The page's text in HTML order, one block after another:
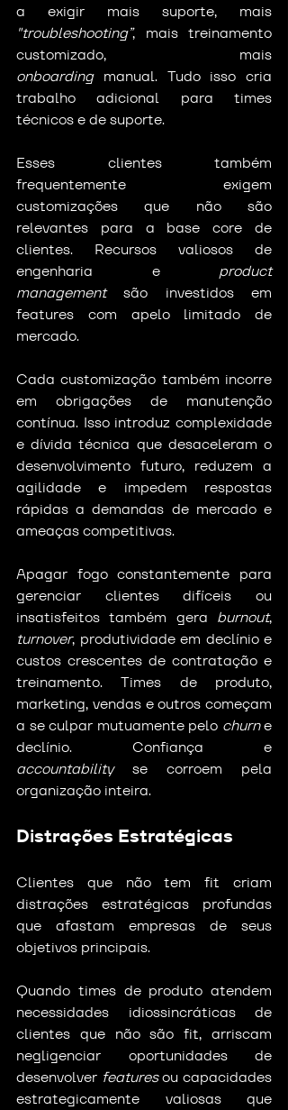
"troubleshooting”, mais treinamento
onboarding manual. Tudo isso cria
trabalho adicional para times
técnicos e de suporte.
Esses clientes também
frequentemente exigem
customizações que não são
relevantes para a base core de
clientes. Recursos valiosos de
engenharia e product
management são investidos em
features com apelo limitado de
mercado.
Cada customização também incorre
em obrigações de manutenção
contínua. Isso introduz complexidade
e dívida técnica que desaceleram o
desenvolvimento futuro, reduzem a
agilidade e impedem respostas
rápidas a demandas de mercado e
ameaças competitivas.
Apagar fogo constantemente para
gerenciar clientes difíceis ou
insatisfeitos também gera burnout
turnover, produtividade em declínio e
custos crescentes de contratação e
treinamento. Times de produto,
marketing, vendas e outros começam
a se culpar mutuamente pelo churn e
accountability se corroem pela
organização inteira.
Distrações Estratégicas
Clientes que não tem fit criam
distrações estratégicas profundas
que afastam empresas de seus
objetivos principais.
Quando times de produto atendem
necessidades idiossincráticas de
clientes que não são fit, arriscam
negligenciar oportunidades de
desenvolver features ou capacidades
estrategicamente valiosas que